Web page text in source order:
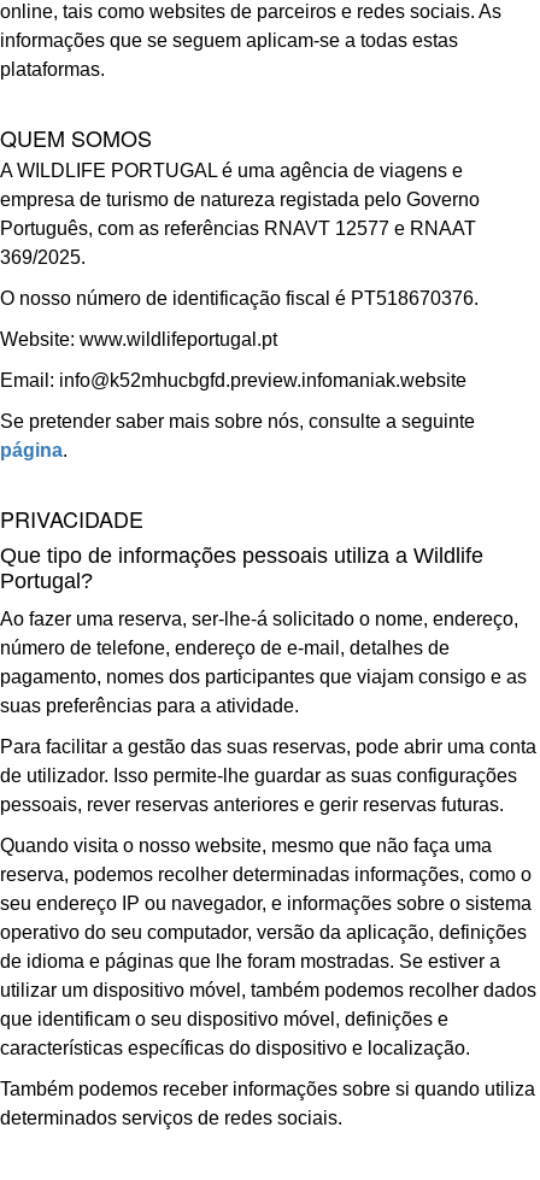
online, tais como websites de parceiros e redes sociais. As
informações que se seguem aplicam-se a todas estas
plataformas.
QUEM SOMOS
A WILDLIFE PORTUGAL é uma agência de viagens e
empresa de turismo de natureza registada pelo Governo
Português, com as referências RNAVT 12577 e RNAAT
369/2025.
O nosso número de identificação fiscal é PT518670376.
Website: www.wildlifeportugal.pt
Email: info@k52mhucbgfd.preview.infomaniak.website
Se pretender saber mais sobre nós, consulte a seguinte
página.
PRIVACIDADE
Que tipo de informações pessoais utiliza a Wildlife
Portugal?
Ao fazer uma reserva, ser-lhe-á solicitado o nome, endereço,
número de telefone, endereço de e-mail, detalhes de
pagamento, nomes dos participantes que viajam consigo e as
suas preferências para a atividade.
Para facilitar a gestão das suas reservas, pode abrir uma conta
de utilizador. Isso permite-lhe guardar as suas configurações
pessoais, rever reservas anteriores e gerir reservas futuras.
Quando visita o nosso website, mesmo que não faça uma
reserva, podemos recolher determinadas informações, como o
seu endereço IP ou navegador, e informações sobre o sistema
operativo do seu computador, versão da aplicação, definições
de idioma e páginas que lhe foram mostradas. Se estiver a
utilizar um dispositivo móvel, também podemos recolher dados
que identificam o seu dispositivo móvel, definições e
características específicas do dispositivo e localização.
Também podemos receber informações sobre si quando utiliza
determinados serviços de redes sociais.